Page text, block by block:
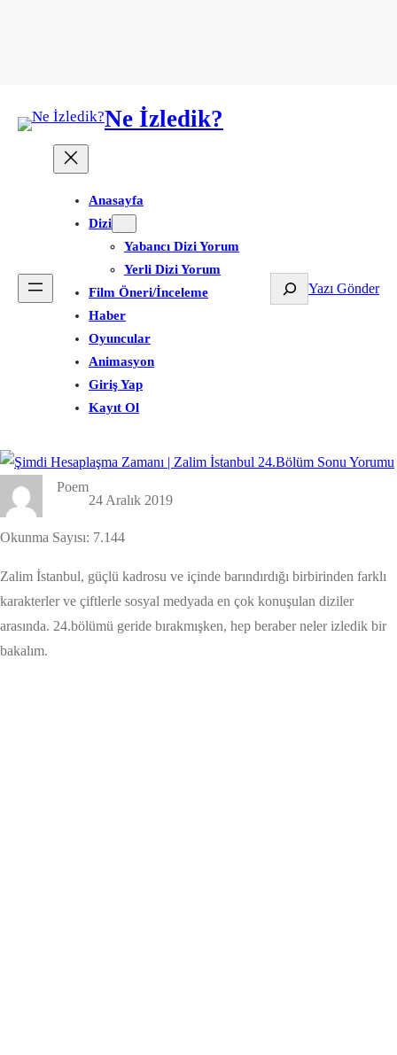
Ne İzledik?
Anasayfa
Dizi
Yabancı Dizi Yorum
Yerli Dizi Yorum
Film Öneri/İnceleme
Haber
Oyuncular
Animasyon
Giriş Yap
Kayıt Ol
Ara Yazı Gönder
Poem
24 Aralık 2019
Okunma Sayısı: 7.144
Zalim İstanbul, güçlü kadrosu ve içinde barındırdığı birbirinden farklı
karakterler ve çiftlerle sosyal medyada en çok konuşulan diziler
arasında. 24.bölümü geride bırakmışken, hep beraber neler izledik bir
bakalım.